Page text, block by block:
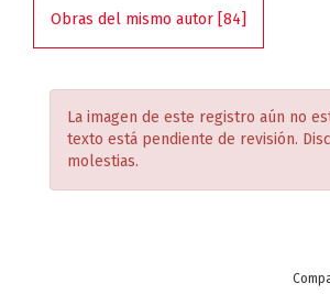
Obras del mismo autor [84]
La imagen de este registro aún no
texto está pendiente de revisión.
molestias.